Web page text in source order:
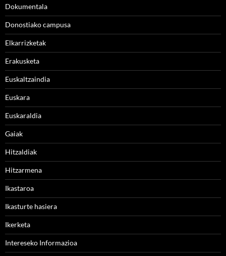
Dokumentala
Donostiako campusa
Elkarrizketak
Erakusketa
Euskaltzaindia
Euskara
Euskaraldia
Gaiak
Hitzaldiak
Hitzarmena
Ikastaroa
Ikasturte hasiera
Ikerketa
Intereseko Informazioa